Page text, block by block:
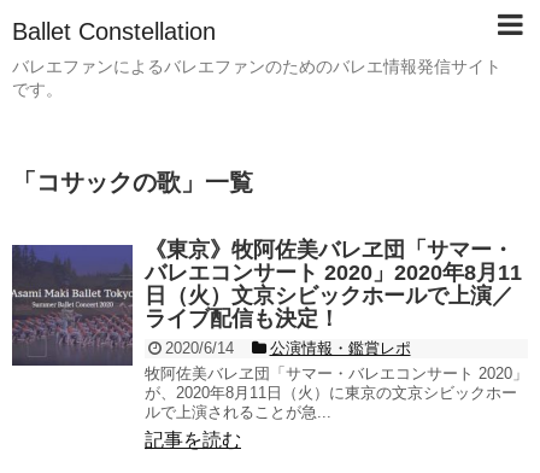
Ballet Constellation
バレエファンによるバレエファンのためのバレエ情報発信サイト
です。
「 コサックの歌 」 一覧
《東京》牧阿佐美バレヱ団「サマー・
バレエコンサート 2020」2020年8月11
日（火）文京シビックホールで上演／
ライブ配信も決定！
2020/6/14
公演情報・鑑賞レポ
牧阿佐美バレヱ団「サマー・バレエコンサート 2020」
が、2020年8月11日（火）に東京の文京シビックホー
ルで上演されることが急...
記事を読む